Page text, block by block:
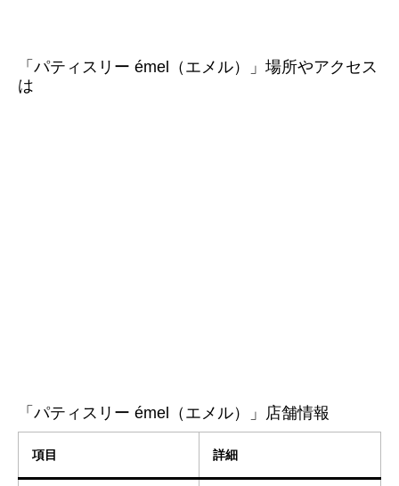
「パティスリー émel（エメル）」場所やアクセス
は
「パティスリー émel（エメル）」店舗情報
項目 詳細